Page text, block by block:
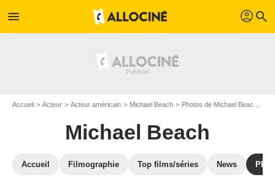
menu profil search
Accueil Acteur Acteur américain Michael Beach Photos de Michael Beach
Michael Beach
Accueil Filmographie Top films/séries News